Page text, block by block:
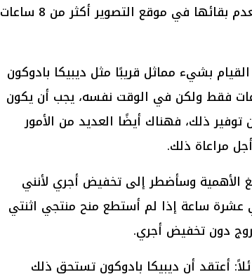
بادوكون وطردها من فيلم Spirit لعدم بقائها في موقع التصوير أكثر من 8 ساعات
بشيء مماثل قريبًا مثل ديبيكا بادوكون
فقط ولكن في الوقت نفسه، يجب أن يكون
ذلك، فهناك أيضًا العديد من الأمور
مراعاة ذلك.
الأهمية وسأضطر إلى تخفيض أجري لأنني
عشرة ساعة إذا لم أستطع منح منتجي اثنتي
دون تخفيض أجري.
أعتقد أن ديبيكا بادوكون تستحق ذلك